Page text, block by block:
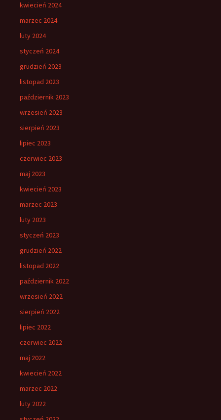
kwiecień 2024
marzec 2024
luty 2024
styczeń 2024
grudzień 2023
listopad 2023
październik 2023
wrzesień 2023
sierpień 2023
lipiec 2023
czerwiec 2023
maj 2023
kwiecień 2023
marzec 2023
luty 2023
styczeń 2023
grudzień 2022
listopad 2022
październik 2022
wrzesień 2022
sierpień 2022
lipiec 2022
czerwiec 2022
maj 2022
kwiecień 2022
marzec 2022
luty 2022